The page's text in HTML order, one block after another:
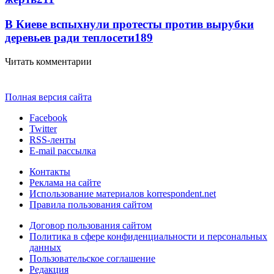
В Киеве вспыхнули протесты против вырубки
деревьев ради теплосети189
Читать комментарии
Полная версия сайта
Facebook
Twitter
RSS-ленты
E-mail рассылка
Контакты
Реклама на сайте
Использование материалов korrespondent.net
Правила пользования сайтом
Договор пользования сайтом
Политика в сфере конфиденциальности и персональных
данных
Пользовательское соглашение
Редакция